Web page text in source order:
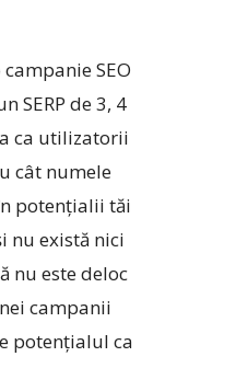
SEO
SERP de 3, 4
ca utilizatorii
cât numele
potențialii tăi
nu există nici
nu este deloc
campanii
potențialul ca